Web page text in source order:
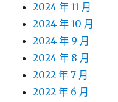
2024 年 11 月
2024 年 10 月
2024 年 9 月
2024 年 8 月
2022 年 7 月
2022 年 6 月